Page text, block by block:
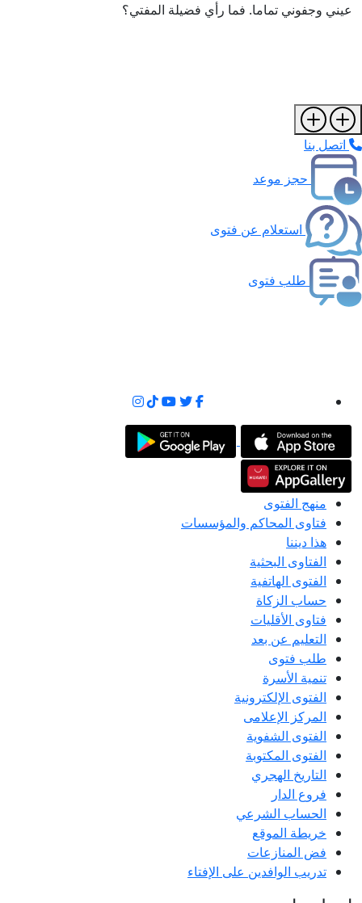
عيني وجفوني تماما. فما رأي فضيلة المفتي؟
اتصل بنا
حجز موعد
استعلام عن فتوى
طلب فتوى
منهج الفتوى
فتاوى المحاكم والمؤسسات
هذا ديننا
الفتاوى البحثية
الفتوى الهاتفية
حساب الزكاة
فتاوى الأقليات
التعليم عن بعد
طلب فتوى
تنمية الأسرة
الفتوى الإلكترونية
المركز الإعلامى
الفتوى الشفوية
الفتوى المكتوبة
التاريخ الهجري
فروع الدار
الحساب الشرعي
خريطة الموقع
فض المنازعات
تدريب الوافدين على الإفتاء